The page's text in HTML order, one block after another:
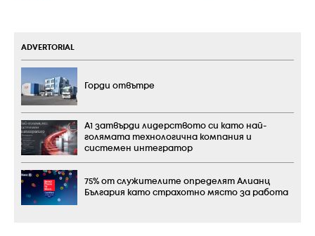
ADVERTORIAL
Горди отвътре
А1 затвърди лидерството си като най-
голямата технологична компания и
системен интегратор
75% от служителите определят Алианц
България като страхотно място за работа